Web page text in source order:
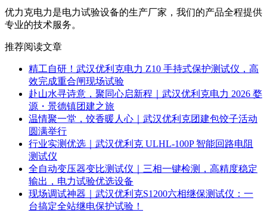
优力克电力是电力试验设备的生产厂家，我们的产品全程提供
专业的技术服务。
推荐阅读文章
精工自研！武汉优利克电力 Z10 手持式保护测试仪，高
效完成重合闸现场试验
赴山水寻诗意，聚同心启新程｜武汉优利克电力 2026 婺
源・景德镇团建之旅
温情聚一堂，饺香暖人心｜武汉优利克团建包饺子活动
圆满举行
行业实测优选｜武汉优利克 ULHL-100P 智能回路电阻
测试仪
全自动变压器变比测试仪｜三相一键检测，高精度稳定
输出，电力试验优选设备
现场调试神器｜武汉优利克S1200六相继保测试仪：一
台搞定全站继电保护试验！